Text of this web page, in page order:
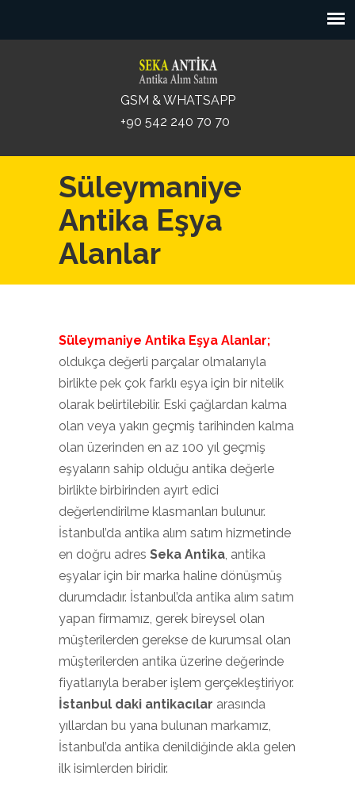
GSM & WHATSAPP
+90 542 240 70 70
Süleymaniye
Antika Eşya
Alanlar
Süleymaniye Antika Eşya Alanlar;
oldukça değerli parçalar olmalarıyla
birlikte pek çok farklı eşya için bir nitelik
olarak belirtilebilir. Eski çağlardan kalma
olan veya yakın geçmiş tarihinden kalma
olan üzerinden en az 100 yıl geçmiş
eşyaların sahip olduğu antika değerle
birlikte birbirinden ayırt edici
değerlendirilme klasmanları bulunur.
İstanbul’da antika alım satım hizmetinde
en doğru adres Seka Antika, antika
eşyalar için bir marka haline dönüşmüş
durumdadır. İstanbul’da antika alım satım
yapan firmamız, gerek bireysel olan
müşterilerden gerekse de kurumsal olan
müşterilerden antika üzerine değerinde
fiyatlarıyla beraber işlem gerçekleştiriyor.
İstanbul daki antikacılar arasında
yıllardan bu yana bulunan markamız,
İstanbul’da antika denildiğinde akla gelen
ilk isimlerden biridir.